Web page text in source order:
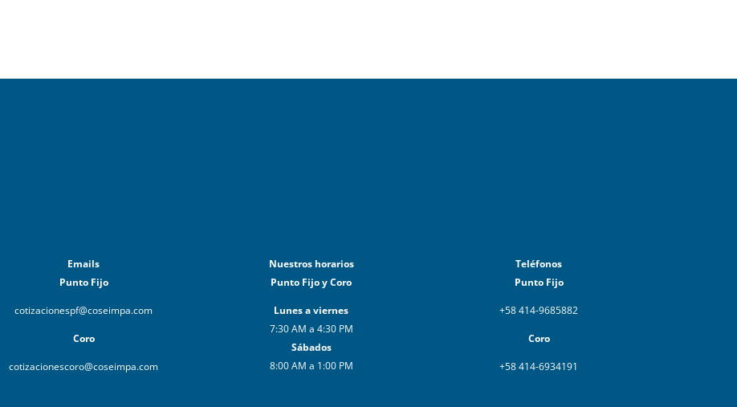
Emails
Punto Fijo
cotizacionespf@coseimpa.com
Coro
cotizacionescoro@coseimpa.com
Nuestros horarios
Punto Fijo y Coro
Lunes a viernes
7:30 AM a 4:30 PM
Sábados
8:00 AM a 1:00 PM
Teléfonos
Punto Fijo
+58 414-9685882
Coro
+58 414-6934191